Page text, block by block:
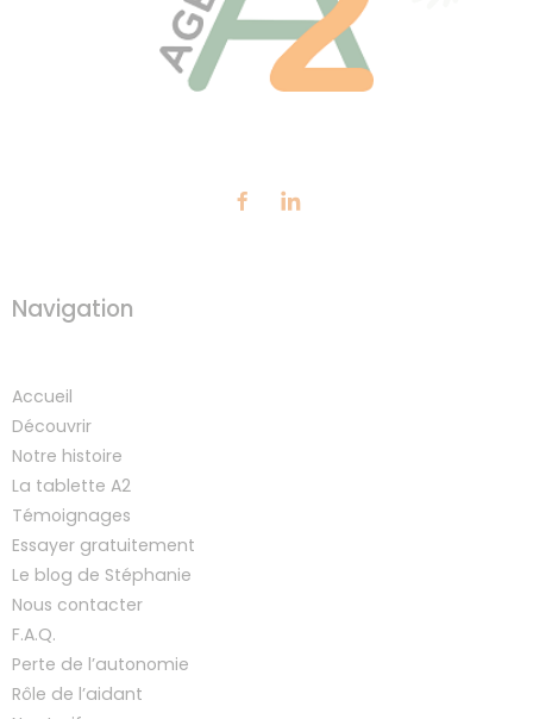
Navigation
Accueil
Découvrir
Notre histoire
La tablette A2
Témoignages
Essayer gratuitement
Le blog de Stéphanie
Nous contacter
F.A.Q.
Perte de l’autonomie
Rôle de l’aidant